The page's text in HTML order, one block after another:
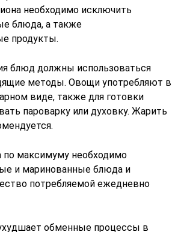
обменные процессы в
и микроциркуляцию
Читайте также:
Ритиса
врачом, при грыже позвоночника